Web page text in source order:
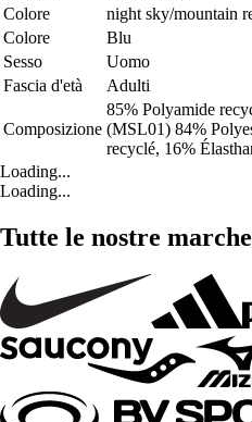
Colore
night sky/mountain
Colore
Blu
Sesso
Uomo
Fascia d'età
Adulti
Composizione
85% Polyamide
(MSL01) 84%
recyclé, 16%
Loading...
Loading...
Tutte le nostre marche